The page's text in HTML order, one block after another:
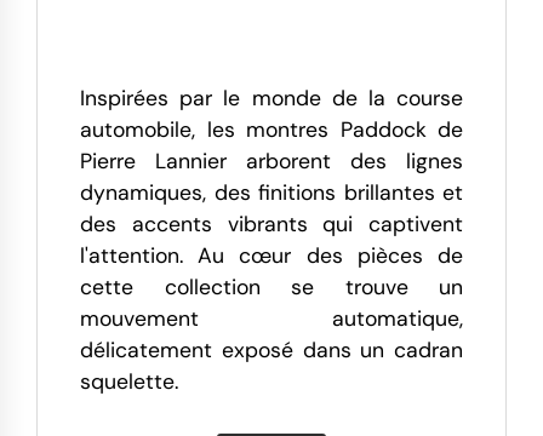
Inspirées par le monde de la course
automobile, les montres Paddock de
Pierre Lannier arborent des lignes
dynamiques, des finitions brillantes et
des accents vibrants qui captivent
l'attention. Au cœur des pièces de
cette collection se trouve un
mouvement automatique,
délicatement exposé dans un cadran
squelette.